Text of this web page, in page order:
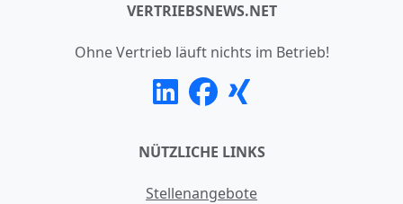
VERTRIEBSNEWS.NET
Ohne Vertrieb läuft nichts im Betrieb!
NÜTZLICHE LINKS
Stellenangebote